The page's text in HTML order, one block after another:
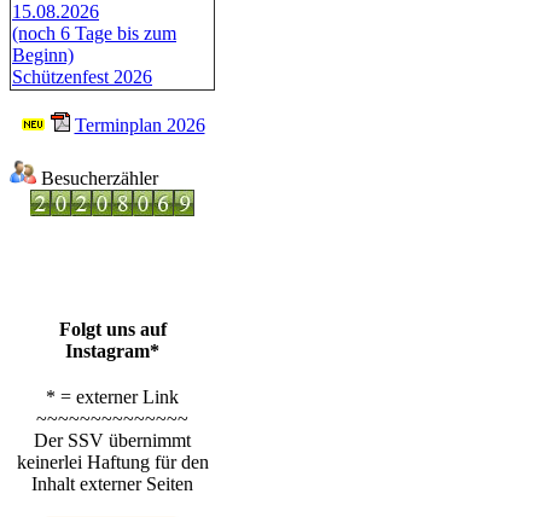
15.08.2026
(noch 6 Tage bis zum
Beginn)
Schützenfest 2026
Terminplan 2026
Besucherzähler
Folgt uns auf
Instagram*
* = externer Link
~~~~~~~~~~~~~~
Der SSV übernimmt
keinerlei Haftung für den
Inhalt externer Seiten